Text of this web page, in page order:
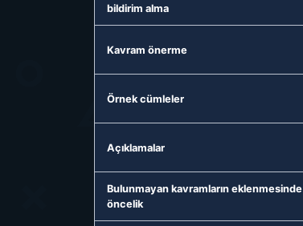
bildirim alma
Kavram önerme
Örnek cümleler
Açıklamalar
Bulunmayan kavramların eklenmesinde
öncelik